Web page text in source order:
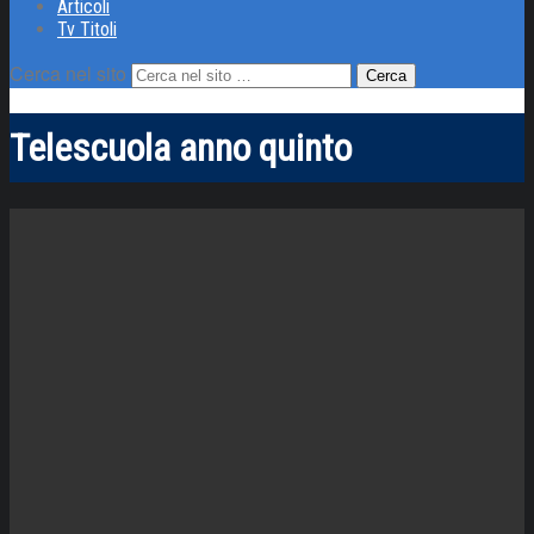
Articoli
Tv Titoli
Cerca nel sito
Telescuola anno quinto